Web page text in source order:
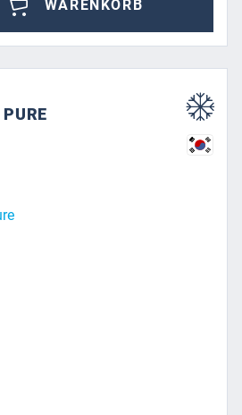
WARENKORB